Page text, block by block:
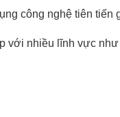
công nghệ tiên tiến
với nhiều lĩnh vực